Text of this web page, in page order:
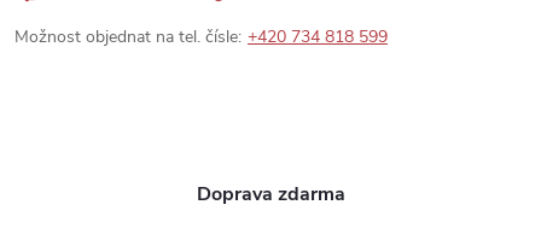
Možnost objednat na tel. čísle: +420 734 818 599
Doprava zdarma